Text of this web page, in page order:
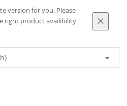
version for you. Please
right product availibility